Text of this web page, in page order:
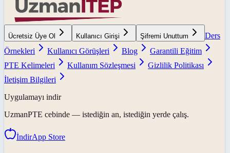
Ücretsiz Üye Ol Kullanıcı Girişi Şifremi Unuttum
Ders
Örnekleri
Kullanıcı Görüşleri Blog
Garantili Eğitim
PTE Kelimeleri
Kullanım Sözleşmesi
Gizlilik Politikası
İletişim Bilgileri
Uygulamayı indir
UzmanPTE cebinde — istediğin an, istediğin yerde çalış.
İndirApp Store